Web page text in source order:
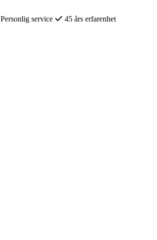
Personlig service
45 års erfarenhet